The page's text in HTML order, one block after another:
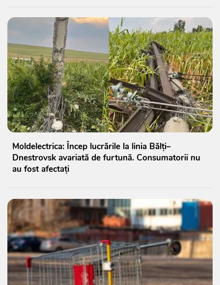
Moldelectrica: Încep lucrările la linia Bălți–
Dnestrovsk avariată de furtună. Consumatorii nu
au fost afectați